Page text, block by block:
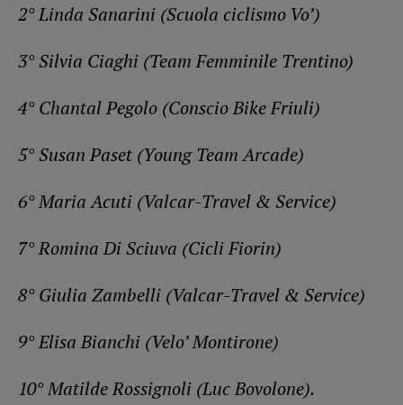
2° Linda Sanarini (Scuola ciclismo Vo’)
3° Silvia Ciaghi (Team Femminile Trentino)
4° Chantal Pegolo (Conscio Bike Friuli)
5° Susan Paset (Young Team Arcade)
6° Maria Acuti (Valcar-Travel & Service)
7° Romina Di Sciuva (Cicli Fiorin)
8° Giulia Zambelli (Valcar-Travel & Service)
9° Elisa Bianchi (Velo’ Montirone)
10° Matilde Rossignoli (Luc Bovolone).